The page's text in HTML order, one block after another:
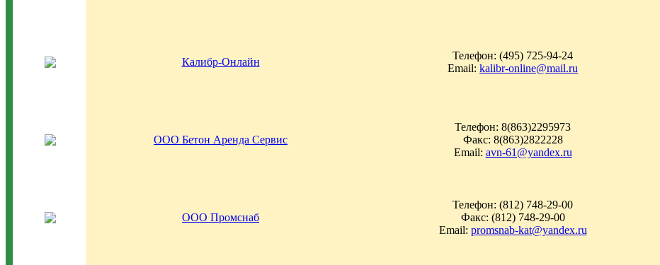
Калибр-Онлайн
Телефон: (495) 725-94-24
Email: kalibr-online@mail.ru
ООО Бетон Аренда Сервис
Телефон: 8(863)2295973
Факс: 8(863)2822228
Email: avn-61@yandex.ru
ООО Промснаб
Телефон: (812) 748-29-00
Факс: (812) 748-29-00
Email: promsnab-kat@yandex.ru